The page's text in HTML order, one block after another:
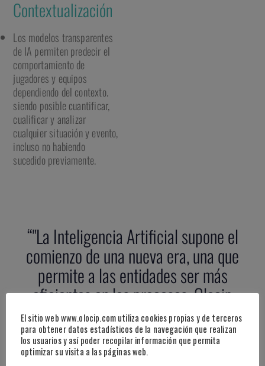
Contextualización
Los modelos transparentes
de IA permiten predecir el
comportamiento de
jugadores y equipos
dependiendo del contexto.
siendo posible cuantificar,
cualificar y analizar
cualquier situación y evento,
incluso no habiendo
sucedido previamente.
“"La Inteligencia Artificial supone el
comienzo de una nueva era, una que
permite a las entidades ser más
eficientes en los procesos. Olocip
representa el siguiente nivel en el
análisis de datos”
El sitio web www.olocip.com utiliza cookies propias y de terceros
para obtener datos estadísticos de la navegación que realizan
los usuarios y así poder recopilar información que permita
optimizar su visita a las páginas web.